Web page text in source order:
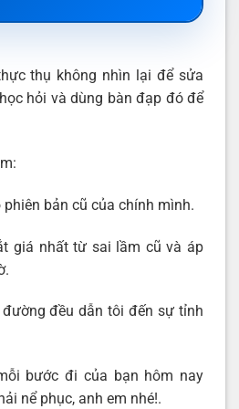
thụ không nhìn lại để sửa
hỏi và dùng bàn đạp đó để
bản cũ của chính mình.
giá nhất từ sai lầm cũ và áp
đều dẫn tôi đến sự tỉnh
bước đi của bạn hôm nay
nể phục, anh em nhé!.